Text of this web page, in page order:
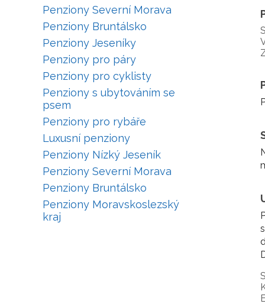
Penziony Severní Morava
Penziony Bruntálsko
Penziony Jeseníky
Penziony pro páry
Penziony pro cyklisty
Penziony s ubytováním se
psem
Penziony pro rybáře
Luxusní penziony
Penziony Nízký Jeseník
Penziony Severní Morava
Penziony Bruntálsko
Penziony Moravskoslezský
kraj